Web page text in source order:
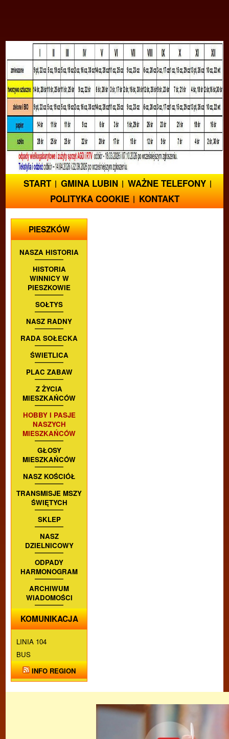
START GMINA LUBIN
WAŻNE TELEFONY
POLITYKA COOKIE
KONTAKT
PIESZKÓW
NASZA HISTORIA
HISTORIA
WINNICY W
PIESZKOWIE
SOŁTYS
NASZ RADNY
RADA SOŁECKA
ŚWIETLICA
PLAC ZABAW
Z ŻYCIA
MIESZKAŃCÓW
HOBBY I PASJE
NASZYCH
MIESZKAŃCÓW
GŁOSY
MIESZKAŃCÓW
NASZ KOŚCIÓŁ
TRANSMISJE MSZY
ŚWIĘTYCH
SKLEP
NASZ
DZIELNICOWY
ODPADY
HARMONOGRAM
ARCHIWUM
WIADOMOŚCI
KOMUNIKACJA
LINIA 104
BUS
INFO REGION